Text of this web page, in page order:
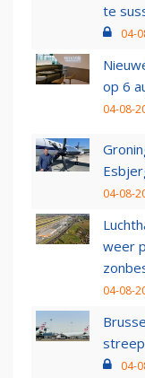
te
04-
op 6
04-08-
04-08-
weer
04-08-
04-